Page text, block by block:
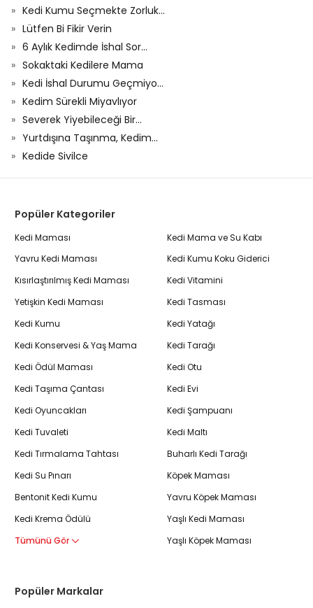
Kedi Kumu Seçmekte Zorluk...
Lütfen Bi Fikir Verin
6 Aylık Kedimde İshal Sor...
Sokaktaki Kedilere Mama
Kedi İshal Durumu Geçmiyo...
Kedim Sürekli Miyavlıyor
Severek Yiyebileceği Bir...
Yurtdışına Taşınma, Kedim...
Kedide Sivilce
Popüler Kategoriler
Kedi Maması
Yavru Kedi Maması
Kısırlaştırılmış Kedi Maması
Yetişkin Kedi Maması
Kedi Kumu
Kedi Konservesi & Yaş Mama
Kedi Ödül Maması
Kedi Taşıma Çantası
Kedi Oyuncakları
Kedi Tuvaleti
Kedi Tırmalama Tahtası
Kedi Su Pınarı
Bentonit Kedi Kumu
Kedi Krema Ödülü
Tümünü Gör
Kedi Mama ve Su Kabı
Kedi Kumu Koku Giderici
Kedi Vitamini
Kedi Tasması
Kedi Yatağı
Kedi Tarağı
Kedi Otu
Kedi Evi
Kedi Şampuanı
Kedi Maltı
Buharlı Kedi Tarağı
Köpek Maması
Yavru Köpek Maması
Yaşlı Kedi Maması
Yaşlı Köpek Maması
Popüler Markalar